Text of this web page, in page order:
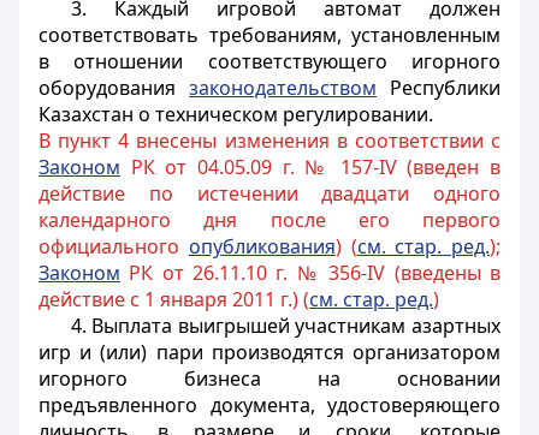
3. Каждый игровой автомат должен
соответствовать требованиям, установленным
в отношении соответствующего игорного
оборудования законодательством Республики
Казахстан о техническом регулировании.
В пункт 4 внесены изменения в соответствии с
Законом РК от 04.05.09 г. № 157-IV (введен в
действие по истечении двадцати одного
календарного дня после его первого
официального опубликования) (см. стар. ред.);
Законом РК от 26.11.10 г. № 356-IV (введены в
действие с 1 января 2011 г.) (см. стар. ред.)
4. Выплата выигрышей участникам азартных
игр и (или) пари производятся организатором
игорного бизнеса на основании
предъявленного документа, удостоверяющего